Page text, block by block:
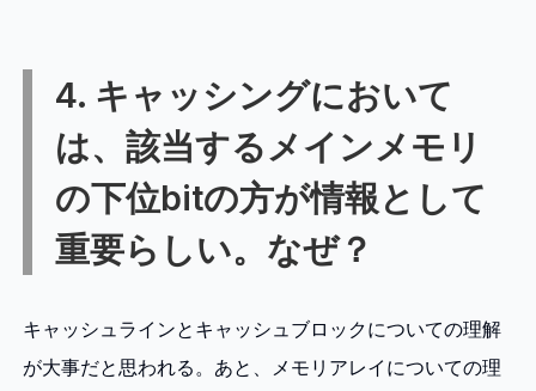
4. キャッシングにおいて
は、該当するメインメモリ
の下位bitの方が情報として
重要らしい。なぜ？
キャッシュラインとキャッシュブロックについての理解
が大事だと思われる。あと、メモリアレイについての理